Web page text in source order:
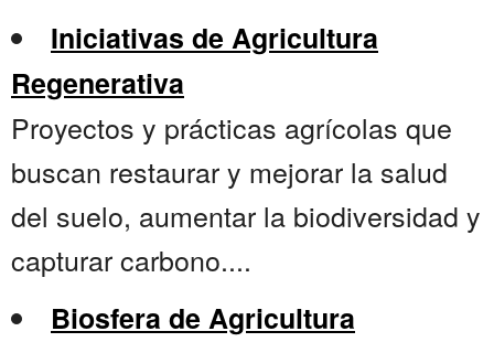
Iniciativas de Agricultura
Regenerativa
Proyectos y prácticas agrícolas que
buscan restaurar y mejorar la salud
del suelo, aumentar la biodiversidad y
capturar carbono....
Biosfera de Agricultura